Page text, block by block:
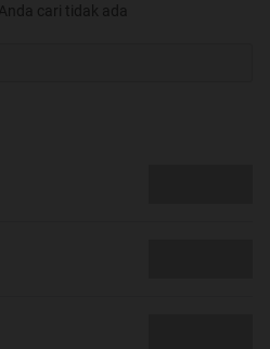
cari tidak ada